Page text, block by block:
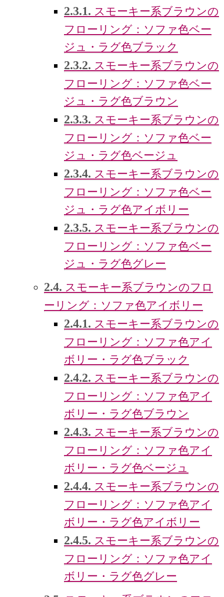
2.3.1. スモーキー系ブラウンの
フローリング：ソファ色ベー
ジュ・ラグ色ブラック
2.3.2. スモーキー系ブラウンの
フローリング：ソファ色ベー
ジュ・ラグ色ブラウン
2.3.3. スモーキー系ブラウンの
フローリング：ソファ色ベー
ジュ・ラグ色ベージュ
2.3.4. スモーキー系ブラウンの
フローリング：ソファ色ベー
ジュ・ラグ色アイボリー
2.3.5. スモーキー系ブラウンの
フローリング：ソファ色ベー
ジュ・ラグ色グレー
2.4. スモーキー系ブラウンのフロ
ーリング：ソファ色アイボリー
2.4.1. スモーキー系ブラウンの
フローリング：ソファ色アイ
ボリー・ラグ色ブラック
2.4.2. スモーキー系ブラウンの
フローリング：ソファ色アイ
ボリー・ラグ色ブラウン
2.4.3. スモーキー系ブラウンの
フローリング：ソファ色アイ
ボリー・ラグ色ベージュ
2.4.4. スモーキー系ブラウンの
フローリング：ソファ色アイ
ボリー・ラグ色アイボリー
2.4.5. スモーキー系ブラウンの
フローリング：ソファ色アイ
ボリー・ラグ色グレー